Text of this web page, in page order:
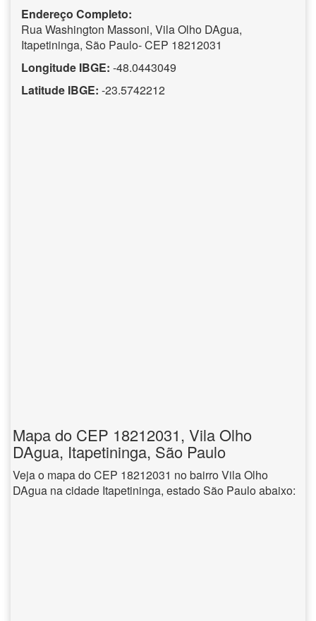
Endereço Completo:
Rua Washington Massoni, Vila Olho DAgua,
Itapetininga, São Paulo- CEP 18212031
Longitude IBGE: -48.0443049
Latitude IBGE: -23.5742212
Mapa do CEP 18212031, Vila Olho
DAgua, Itapetininga, São Paulo
Veja o mapa do CEP 18212031 no bairro Vila Olho
DAgua na cidade Itapetininga, estado São Paulo abaixo: